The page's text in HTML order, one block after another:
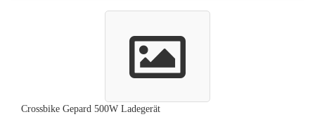
Crossbike Gepard 500W Ladegerät